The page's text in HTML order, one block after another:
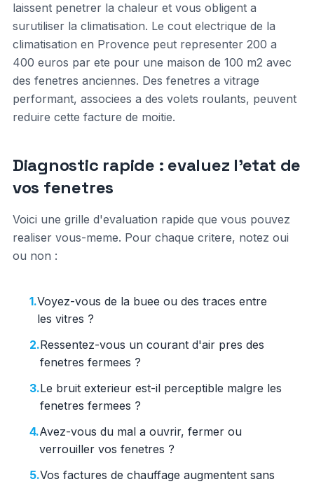
laissent penetrer la chaleur et vous obligent a
surutiliser la climatisation. Le cout electrique de la
climatisation en Provence peut representer 200 a
400 euros par ete pour une maison de 100 m2 avec
des fenetres anciennes. Des fenetres a vitrage
performant, associees a des volets roulants, peuvent
reduire cette facture de moitie.
Diagnostic rapide : evaluez l'etat de
vos fenetres
Voici une grille d'evaluation rapide que vous pouvez
realiser vous-meme. Pour chaque critere, notez oui
ou non :
1.Voyez-vous de la buee ou des traces entre
les vitres ?
2.Ressentez-vous un courant d'air pres des
fenetres fermees ?
3.Le bruit exterieur est-il perceptible malgre les
fenetres fermees ?
4.Avez-vous du mal a ouvrir, fermer ou
verrouiller vos fenetres ?
5.Vos factures de chauffage augmentent sans